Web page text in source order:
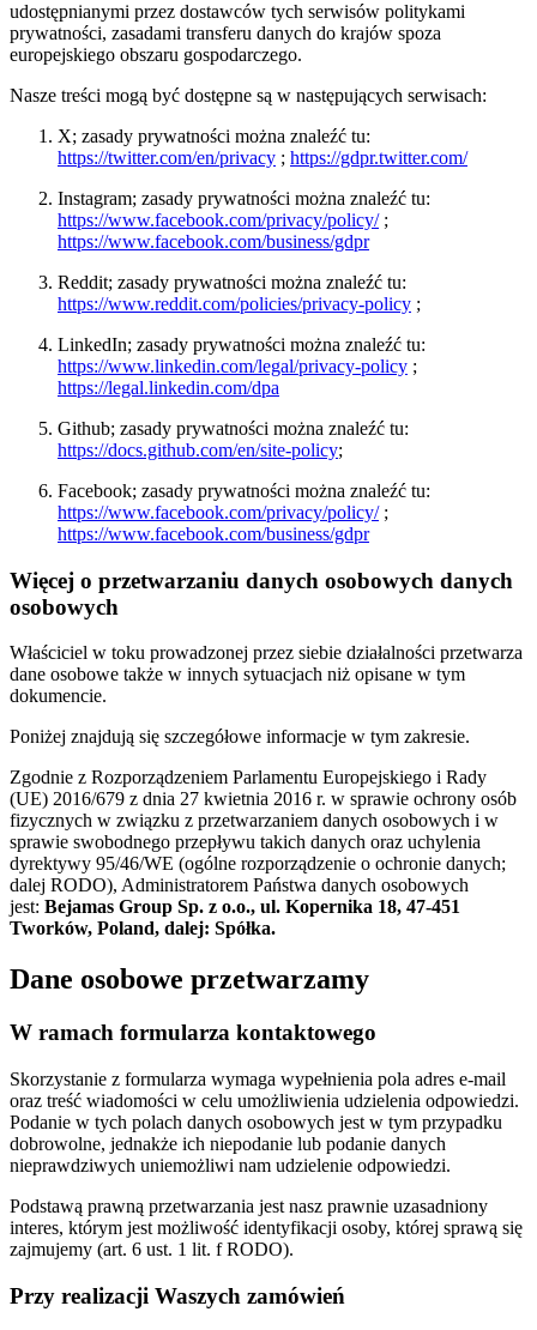
udostępnianymi przez dostawców tych serwisów politykami
prywatności, zasadami transferu danych do krajów spoza
europejskiego obszaru gospodarczego.
Nasze treści mogą być dostępne są w następujących serwisach:
X; zasady prywatności można znaleźć tu:
https://twitter.com/en/privacy ; https://gdpr.twitter.com/
Instagram; zasady prywatności można znaleźć tu:
https://www.facebook.com/privacy/policy/;
https://www.facebook.com/business/gdpr
Reddit; zasady prywatności można znaleźć tu:
https://www.reddit.com/policies/privacy-policy ;
LinkedIn; zasady prywatności można znaleźć tu:
https://www.linkedin.com/legal/privacy-policy ;
https://legal.linkedin.com/dpa
Github; zasady prywatności można znaleźć tu:
https://docs.github.com/en/site-policy;
Facebook; zasady prywatności można znaleźć tu:
https://www.facebook.com/privacy/policy/;
https://www.facebook.com/business/gdpr
Więcej o przetwarzaniu danych osobowych danych
osobowych
Właściciel w toku prowadzonej przez siebie działalności przetwarza
dane osobowe także w innych sytuacjach niż opisane w tym
dokumencie.
Poniżej znajdują się szczegółowe informacje w tym zakresie.
Zgodnie z Rozporządzeniem Parlamentu Europejskiego i Rady
(UE) 2016/679 z dnia 27 kwietnia 2016 r. w sprawie ochrony osób
fizycznych w związku z przetwarzaniem danych osobowych i w
sprawie swobodnego przepływu takich danych oraz uchylenia
dyrektywy 95/46/WE (ogólne rozporządzenie o ochronie danych;
dalej RODO), Administratorem Państwa danych osobowych
jest: Bejamas Group Sp. z o.o., ul. Kopernika 18, 47-451
Tworków, Poland, dalej: Spółka.
Dane osobowe przetwarzamy
W ramach formularza kontaktowego
Skorzystanie z formularza wymaga wypełnienia pola adres e-mail
oraz treść wiadomości w celu umożliwienia udzielenia odpowiedzi.
Podanie w tych polach danych osobowych jest w tym przypadku
dobrowolne, jednakże ich niepodanie lub podanie danych
nieprawdziwych uniemożliwi nam udzielenie odpowiedzi.
Podstawą prawną przetwarzania jest nasz prawnie uzasadniony
interes, którym jest możliwość identyfikacji osoby, której sprawą się
zajmujemy (art. 6 ust. 1 lit. f RODO).
Przy realizacji Waszych zamówień